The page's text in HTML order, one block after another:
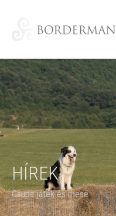
HÍREK
Csupa játék és mese